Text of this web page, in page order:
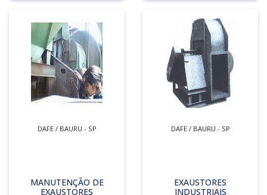
DAFE / BAURU - SP
MANUTENÇÃO DE
EXAUSTORES
DAFE / BAURU - SP
EXAUSTORES
INDUSTRIAIS